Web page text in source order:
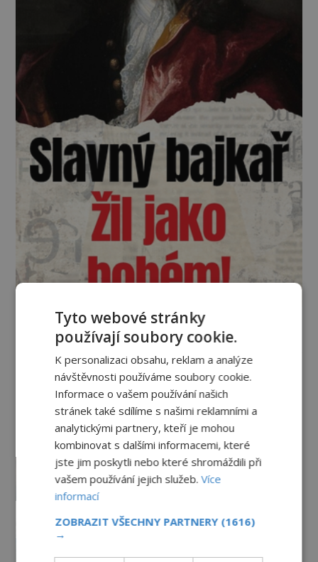
Vesmír a technologie
Podivné události roku 2023: Jsou
Američané v obležení UFO?
PREMIUM 27.7.2026 3.5TIS
Nad australským městem
„tančila“ záhadná světla
PREMIUM 4.7.2026 3.4TIS
Mimozemšťan z Andahuaylillas: Čí
Tyto webové stránky
používají soubory cookie.
K personalizaci obsahu, reklam a analýze
návštěvnosti používáme soubory cookie.
Informace o vašem používání našich
stránek také sdílíme s našimi reklamními a
analytickými partnery, kteří je mohou
kombinovat s dalšími informacemi, které
jste jim poskytli nebo které shromáždili při
vašem používání jejich služeb.Více
informací
ZOBRAZIT VŠECHNY PARTNERY (1616)
→